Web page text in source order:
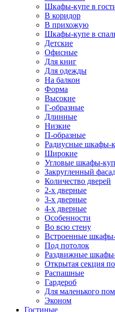
Шкафы-купе в
В коридор
В прихожую
Шкафы-купе в
Детские
Офисные
Для книг
Для одежды
На балкон
Форма
Высокие
Г-образные
Длинные
Низкие
П-образные
Радиусные шкафы-
Широкие
Угловые шкафы-
Закругленный
Количество дверей
2-х дверные
3-х дверные
4-х дверные
Особенности
Во всю стену
Встроенные
Под потолок
Раздвижные
Открытая секция
Распашные
Гардероб
Для маленького
Эконом
Гостиные